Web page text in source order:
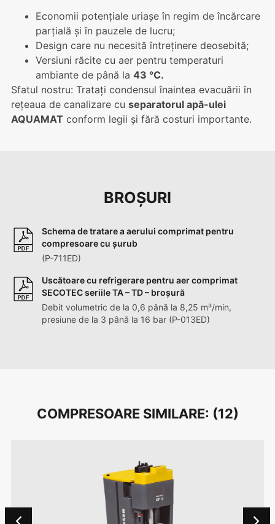
Economii potențiale uriașe în regim de încărcare
parțială și în pauzele de lucru;
Design care nu necesită întreținere deosebită;
Versiuni răcite cu aer pentru temperaturi
ambiante de până la 43 °C.
Sfatul nostru: Tratați condensul înaintea evacuării în
rețeaua de canalizare cu separatorul apă-ulei
AQUAMAT conform legii și fără costuri importante.
BROȘURI
Schema de tratare a aerului comprimat pentru
compresoare cu șurub
(P-711ED)
Uscătoare cu refrigerare pentru aer comprimat
SECOTEC seriile TA – TD – broșură
Debit volumetric de la 0,6 până la 8,25 m³/min,
presiune de la 3 până la 16 bar (P-013ED)
COMPRESOARE SIMILARE: (12)